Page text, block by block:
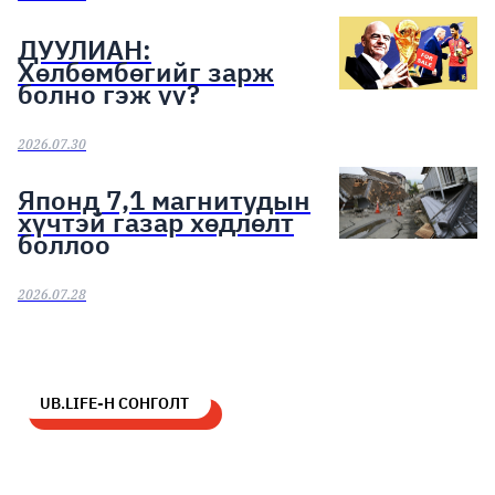
ДУУЛИАН:
Хөлбөмбөгийг зарж
болно гэж үү?
2026.07.30
Японд 7,1 магнитудын
хүчтэй газар хөдлөлт
боллоо
2026.07.28
UB.LIFE-Н СОНГОЛТ